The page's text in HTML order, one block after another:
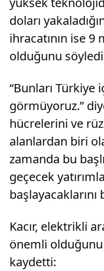
doları
ihracatının ise
olduğunu
“Bunları Türkiye
görmüyoruz.”
hücrelerini ve
alanlardan biri
zamanda bu
geçecek
başlayacaklarını
Kacır, elektrikli
önemli
kaydetti: